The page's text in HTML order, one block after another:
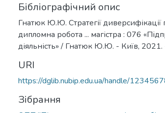
Бібліографічний опис
Гнатюк Ю.Ю. Стратегії диверсифікації
дипломна робота ... магістра : 076
діяльність» / Гнатюк Ю.Ю. - Київ, 2021.
URI
https://dglib.nubip.edu.ua/handle/
Зібрання